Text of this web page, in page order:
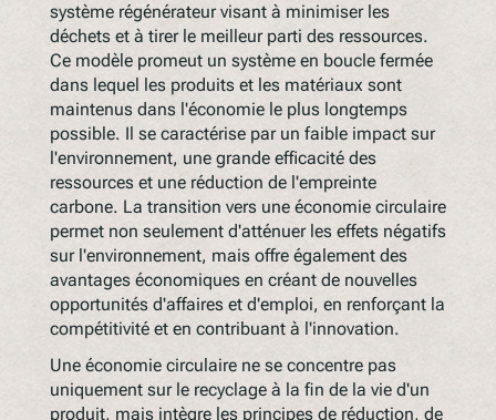
système régénérateur visant à minimiser les
déchets et à tirer le meilleur parti des ressources.
Ce modèle promeut un système en boucle fermée
dans lequel les produits et les matériaux sont
maintenus dans l'économie le plus longtemps
possible. Il se caractérise par un faible impact sur
l'environnement, une grande efficacité des
ressources et une réduction de l'empreinte
carbone. La transition vers une économie circulaire
permet non seulement d'atténuer les effets négatifs
sur l'environnement, mais offre également des
avantages économiques en créant de nouvelles
opportunités d'affaires et d'emploi, en renforçant la
compétitivité et en contribuant à l'innovation.
Une économie circulaire ne se concentre pas
uniquement sur le recyclage à la fin de la vie d'un
produit, mais intègre les principes de réduction, de